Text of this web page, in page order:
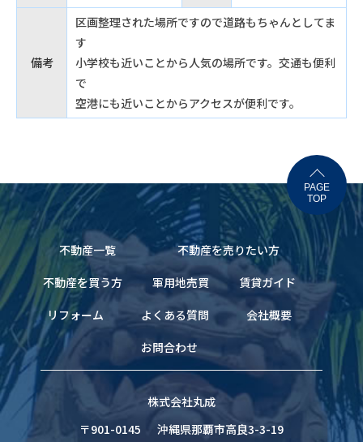
備考
区画整理された場所ですので道路もちゃんとしてま
す
小学校も近いことから人気の場所です。交通も便利
で
空港にも近いことからアクセスが便利です。
不動産一覧
不動産を売りたい方
不動産を買う方
軍用地売買
賃貸ガイド
リフォーム
よくある質問
会社概要
お問合わせ
株式会社丸成
〒901-0145
沖縄県那覇市高良3-3-19
PAGE
TOP